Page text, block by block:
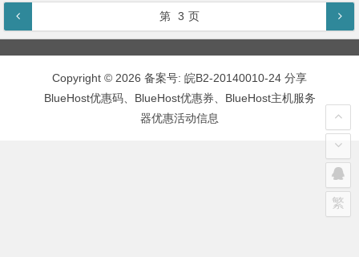
第 3 页
Copyright © 2026 备案号: 皖B2-20140010-24 分享
BlueHost优惠码、BlueHost优惠券、BlueHost主机服务
器优惠活动信息
繁